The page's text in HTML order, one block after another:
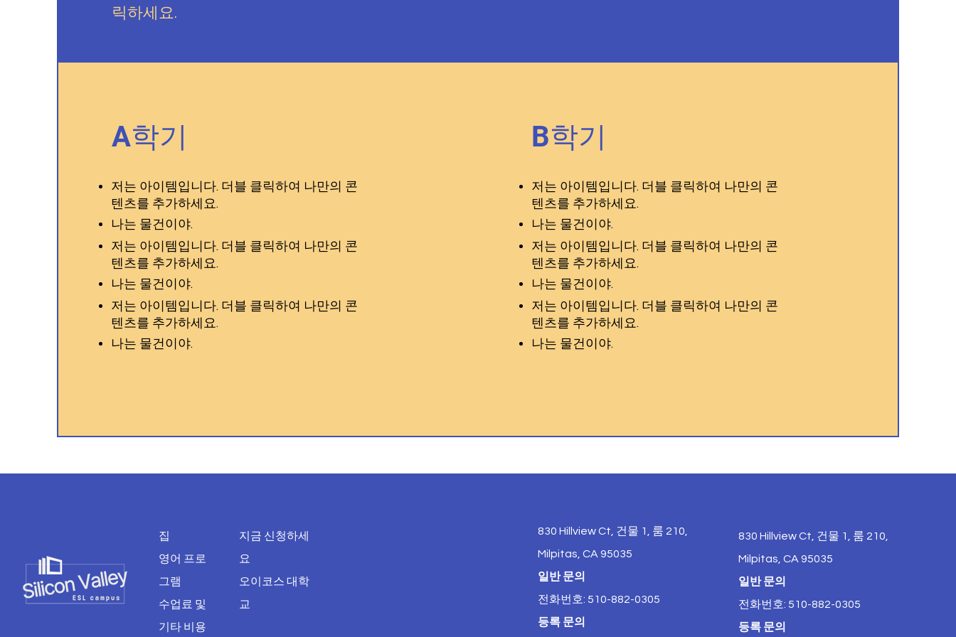
릭하세요.
A학기
저는 아이템입니다. 더블 클릭하여 나만의 콘
텐츠를 추가하세요.
나는 물건이야.
저는 아이템입니다. 더블 클릭하여 나만의 콘
텐츠를 추가하세요.
나는 물건이야.
저는 아이템입니다. 더블 클릭하여 나만의 콘
텐츠를 추가하세요.
나는 물건이야.
B학기
저는 아이템입니다. 더블 클릭하여 나만의 콘
텐츠를 추가하세요.
나는 물건이야.
저는 아이템입니다. 더블 클릭하여 나만의 콘
텐츠를 추가하세요.
나는 물건이야.
저는 아이템입니다. 더블 클릭하여 나만의 콘
텐츠를 추가하세요.
나는 물건이야.
집
영어 프로
그램
수업료 및
기타 비용
지금 신청하세
요
오이코스 대학
교
830 Hillview Ct, 건물 1, 룸 210,
Milpitas, CA 95035
일반 문의
전화번호: 510-882-0305
등록 문의
830 Hillview Ct, 건물 1, 룸 210,
Milpitas, CA 95035
일반 문의
전화번호: 510-882-0305
등록 문의